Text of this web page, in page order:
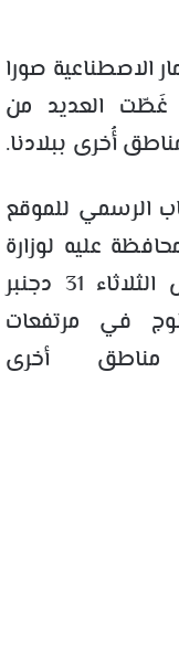
الاصطناعية صورا
غَطّت العديد من
أُخرى ببلادنا.
الرسمي للموقع
عليه لوزارة
التجهيز والماء “الما ديالنا”، أمس الثلاثاء 31 دجنبر
في مرتفعات
مناطق أخرى